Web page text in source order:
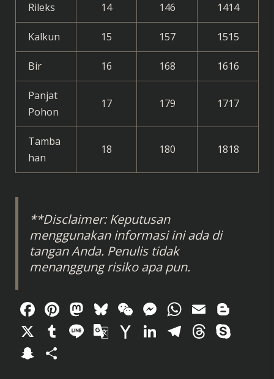
Rileks 14 146 1414
Kalkun 15 157 1515
Bir 16 168 1616
Panjat
Pohon
17 179 1717
Tamba
han
18 180 1818
**Disclaimer: Keputusan
menggunakan informasi ini ada di
tangan Anda. Penulis tidak
menanggung risiko apa pun.
Facebook
Pinterest
Mastodon
Bluesky
WeChat
Messenger
Email
X
Tumblr
LineGoogle
YahooLinkedIn
Telegram
Snapchat